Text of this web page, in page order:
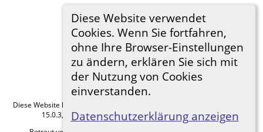
Diese Website verwendet
Cookies. Wenn Sie fortfahren,
ohne Ihre Browser-Einstellungen
zu ändern, erklären Sie sich mit
der Nutzung von Cookies
einverstanden.
Datenschutzerklärung anzeigen
Diese Website läuft mit
15.0.3, programmiert von Darrin Lythgoe © 2001-2026.